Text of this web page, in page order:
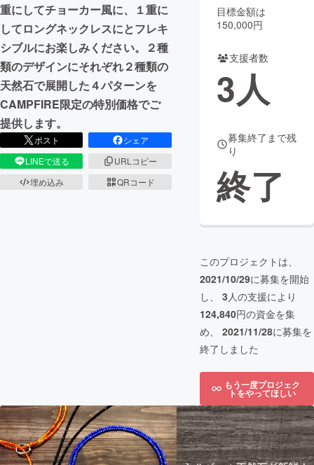
CAMPFIREふるさと納税machi-ya コミュニティ
重にしてチョーカー風に、１重に
してロングネックレスにとフレキ
シブルにお楽しみください。２種
類のデザインにそれぞれ２種類の
天然石で展開した４パターンを
CAMPFIRE限定の特別価格でご
提供します。
ポスト
シェア
LINEで送る
URLコピー
埋め込み
QRコード
目標金額は
150,000円
支援者数
3人
募集終了まで残
り
終了
このプロジェクトは、
2021/10/29に募集を開始
し、 3人の支援により
124,840円の資金を集
め、 2021/11/28に募集を
終了しました
もう一度プロジェク
トをやってほしい